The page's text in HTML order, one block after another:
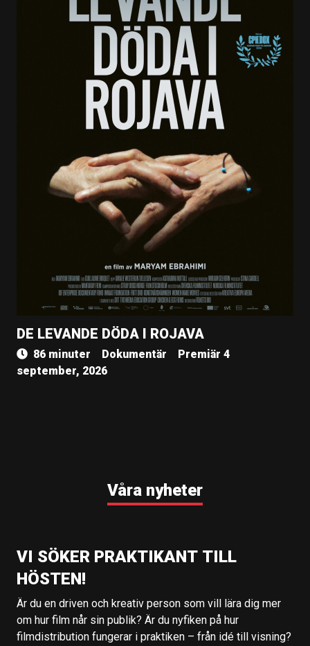
DE LEVANDE DÖDA I ROJAVA
86 minuter Dokumentär
Premiär 4
september, 2026
Våra nyheter
VI SÖKER PRAKTIKANT TILL
HÖSTEN!
Är du en driven och kreativ person som vill lära dig mer
om hur film når sin publik? Är du nyfiken på hur
filmdistribution fungerar i praktiken – från idé till visning?